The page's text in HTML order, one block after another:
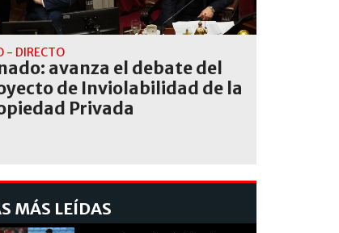
también manifestó que Argentina "tiene un futuro extraordinario" y
- DIRECTO
avanza el debate del
de Inviolabilidad de la
Privada
MÁS LEÍDAS